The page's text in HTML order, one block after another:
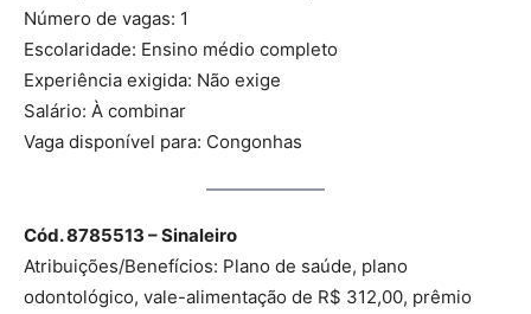
Número de vagas: 1
Escolaridade: Ensino médio completo
Experiência exigida: Não exige
Salário: À combinar
Vaga disponível para: Congonhas
Cód. 8785513 – Sinaleiro
Atribuições/Benefícios: Plano de saúde, plano
odontológico, vale-alimentação de R$ 312,00, prêmio